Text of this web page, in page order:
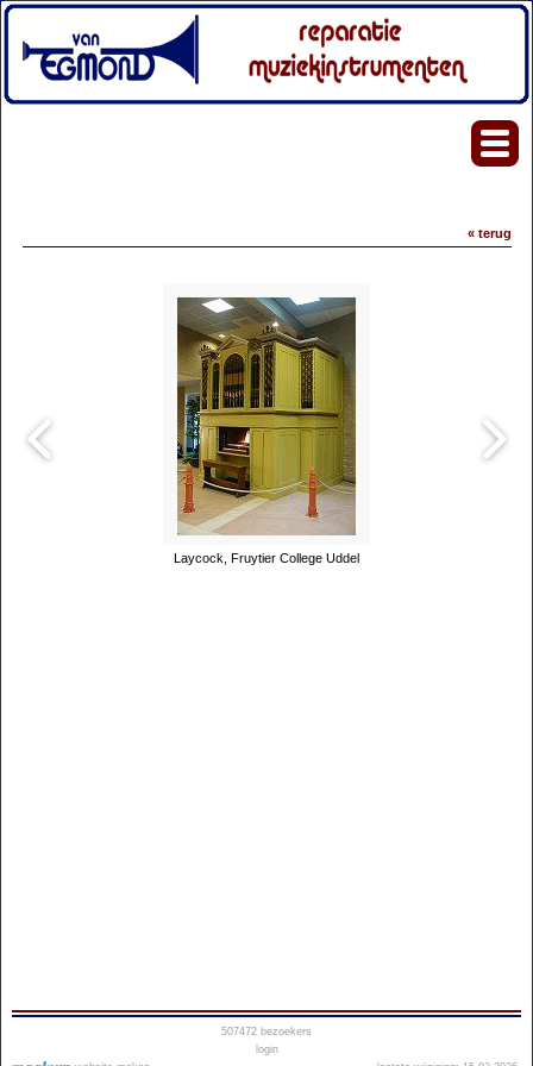
« terug
Laycock, Fruytier College Uddel
507472 bezoekers
login